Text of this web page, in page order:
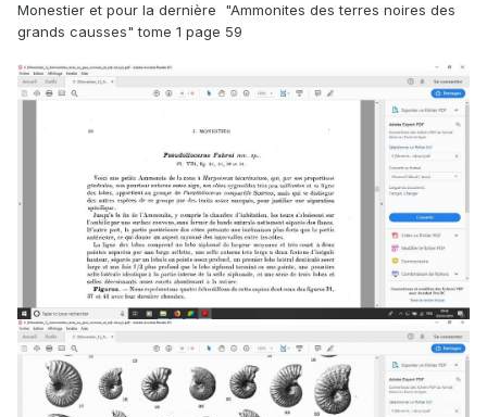
Monestier et pour la dernière
"Ammonites des terres noires des
grands causses" tome 1 page 59